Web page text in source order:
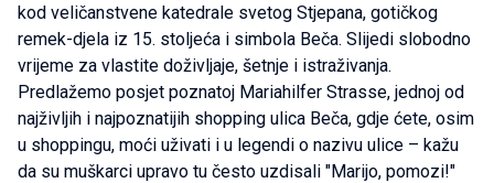
kod veličanstvene katedrale svetog Stjepana, gotičkog
remek-djela iz 15. stoljeća i simbola Beča. Slijedi slobodno
vrijeme za vlastite doživljaje, šetnje i istraživanja.
Predlažemo posjet poznatoj Mariahilfer Strasse, jednoj od
najživljih i najpoznatijih shopping ulica Beča, gdje ćete, osim
u shoppingu, moći uživati i u legendi o nazivu ulice – kažu
da su muškarci upravo tu često uzdisali "Marijo, pomozi!"